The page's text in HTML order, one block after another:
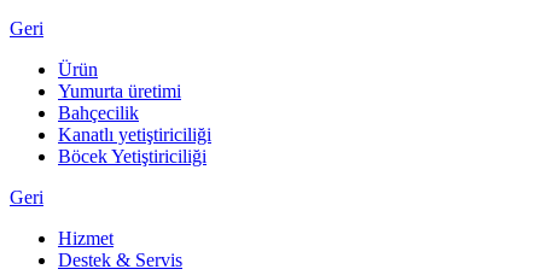
Geri
Ürün
Yumurta üretimi
Bahçecilik
Kanatlı yetiştiriciliği
Böcek Yetiştiriciliği
Geri
Hizmet
Destek & Servis